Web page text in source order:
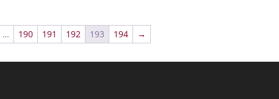
… 190 191 192 193 194 →